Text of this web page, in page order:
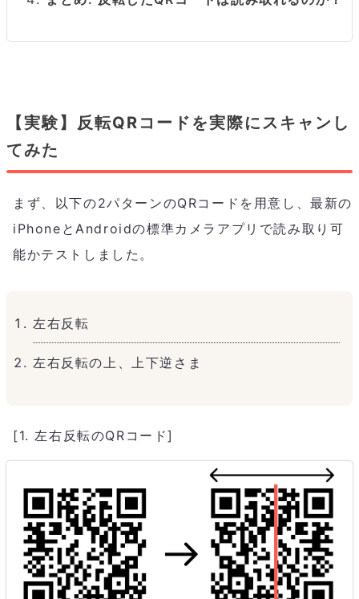
【実験】反転QRコードを実際にスキャンし
てみた
まず、以下の2パターンのQRコードを用意し、最新の
iPhoneとAndroidの標準カメラアプリで読み取り可
能かテストしました。
左右反転
左右反転の上、上下逆さま
[1. 左右反転のQRコード]